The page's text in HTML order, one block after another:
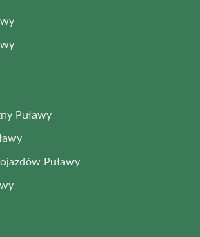
Puławy
Puławy